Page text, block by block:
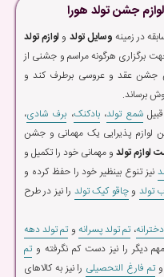
جشن تولد هورا
وسایل تولد و لوازم تولد
برگزاری هرگونه مراسم و جشنی از
جشن عقد و عروسی برطرف کند و
برساند.
شمع تولد،بادکنک، برف شادی،
لوازم پذیرایی یک مهمانی و جشن
لوازم تولد و مهمانی خود را تکمیل و
نیز تنوع بینظیر خود را حفظ کرده و
تولد وچاقو کیک تولد را نیز در طرح
،تم تولد پسرانه وتم تولد دهه
دیگر را نیز دست کم نگرفته وتم
وتم فارغ التحصیلی را نیز به کالاهای